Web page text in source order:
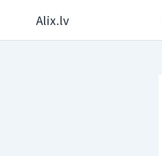
Alix.lv